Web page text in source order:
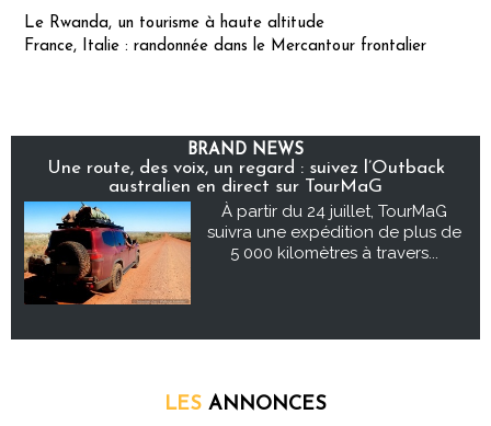
Le Rwanda, un tourisme à haute altitude
France, Italie : randonnée dans le Mercantour frontalier
BRAND NEWS
Une route, des voix, un regard : suivez l’Outback
australien en direct sur TourMaG
À partir du 24 juillet, TourMaG
suivra une expédition de plus de
5 000 kilomètres à travers...
LES ANNONCES